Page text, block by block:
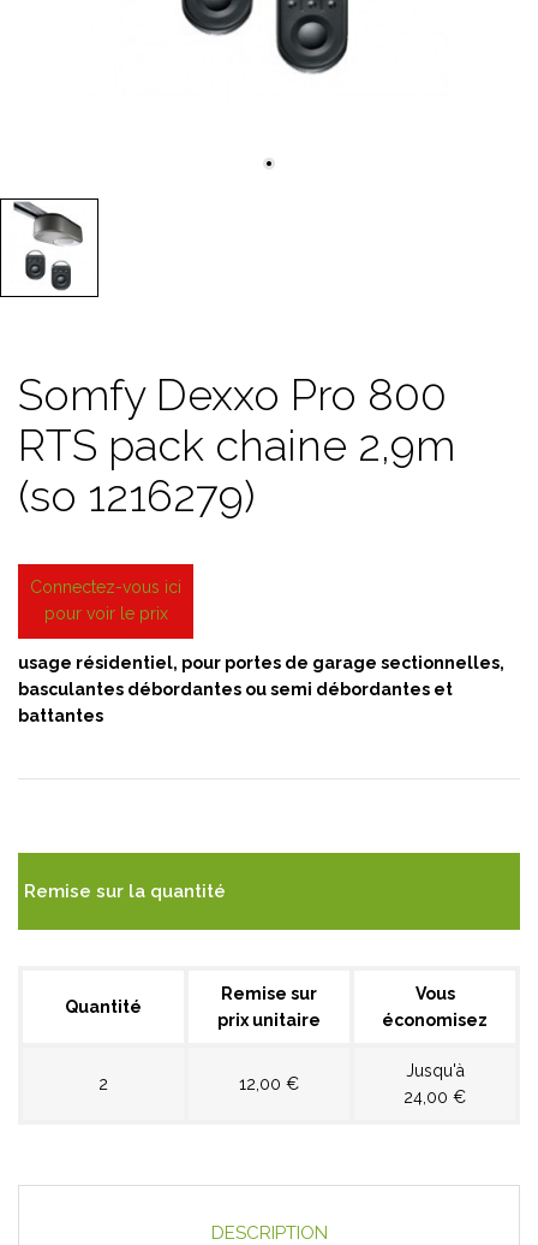
Somfy Dexxo Pro 800
RTS pack chaine 2,9m
(so 1216279)
Connectez-vous ici
pour voir le prix
usage résidentiel, pour portes de garage sectionnelles,
basculantes débordantes ou semi débordantes et
battantes
Remise sur la quantité
Quantité
Remise sur
prix unitaire
Vous
économisez
2 12,00 €
Jusqu'à
24,00 €
DESCRIPTION